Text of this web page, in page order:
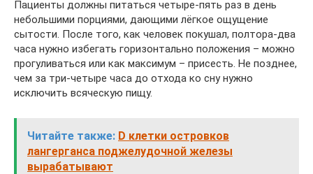
Пациенты должны питаться четыре-пять раз в день
небольшими порциями, дающими лёгкое ощущение
сытости. После того, как человек покушал, полтора-два
часа нужно избегать горизонтально положения – можно
прогуливаться или как максимум – присесть. Не позднее,
чем за три-четыре часа до отхода ко сну нужно
исключить всяческую пищу.
Читайте также: D клетки островков
лангерганса поджелудочной железы
вырабатывают